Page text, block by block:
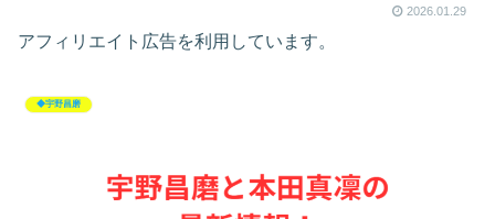
2026.01.29
アフィリエイト広告を利用しています。
◆宇野昌磨